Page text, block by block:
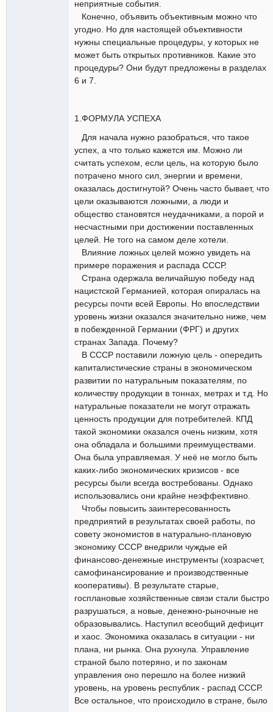
неприятные события.
Конечно, объявить объективным можно что
угодно. Но для настоящей объективности
нужны специальные процедуры, у которых не
может быть открытых противников. Какие это
процедуры? Они будут предложены в разделах
6 и 7.
1.ФОРМУЛА УСПЕХА
Для начала нужно разобраться, что такое
успех, а что только кажется им. Можно ли
считать успехом, если цель, на которую было
потрачено много сил, энергии и времени,
оказалась достигнутой? Очень часто бывает, что
цели оказываются ложными, а люди и
общество становятся неудачниками, а порой и
несчастными при достижении поставленных
целей. Не того на самом деле хотели.
Влияние ложных целей можно увидеть на
примере поражения и распада СССР.
Страна одержала величайшую победу над
нацистской Германией, которая опиралась на
ресурсы почти всей Европы. Но впоследствии
уровень жизни оказался значительно ниже, чем
в побежденной Германии (ФРГ) и других
странах Запада. Почему?
В СССР поставили ложную цель - опередить
капиталистические страны в экономическом
развитии по натуральным показателям, по
количеству продукции в тоннах, метрах и т.д. Но
натуральные показатели не могут отражать
ценность продукции для потребителей. КПД
такой экономики оказался очень низким, хотя
она обладала и большими преимуществами.
Она была управляемая. У неё не могло быть
каких-либо экономических кризисов - все
ресурсы были всегда востребованы. Однако
использовались они крайне неэффективно.
Чтобы повысить заинтересованность
предприятий в результатах своей работы, по
совету экономистов в натурально-плановую
экономику СССР внедрили чуждые ей
финансово-денежные инструменты (хозрасчет,
самофинансирование и производственные
кооперативы). В результате старые,
госплановые хозяйственные связи стали быстро
разрушаться, а новые, денежно-рыночные не
образовывались. Наступил всеобщий дефицит
и хаос. Экономика оказалась в ситуации - ни
плана, ни рынка. Она рухнула. Управление
страной было потеряно, и по законам
управления оно перешло на более низкий
уровень, на уровень республик - распад СССР.
Все остальное, что происходило в стране, было